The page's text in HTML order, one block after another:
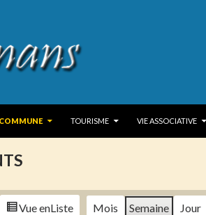
TOURISME VIE ASSOCIATIVE
Vue enListe Mois Semaine Jour